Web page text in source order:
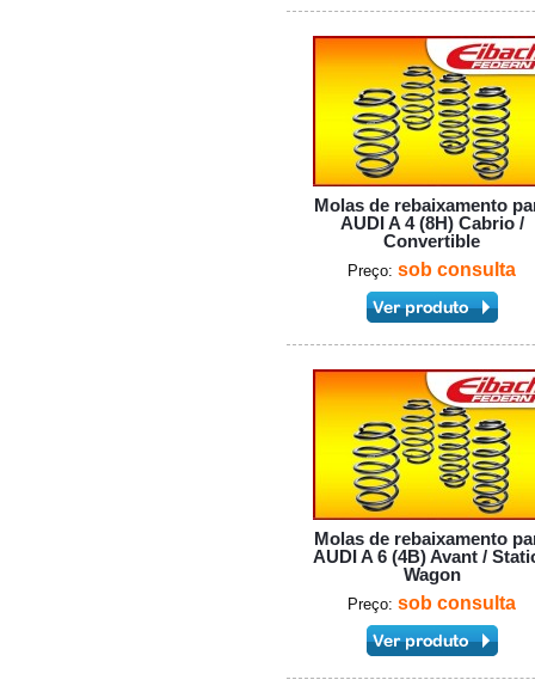
Molas de rebaixamento
AUDI A 4 (8H) Cabrio /
Convertible
Preço: sob consulta
Molas de rebaixamento
AUDI A 6 (4B) Avant /
Wagon
Preço: sob consulta